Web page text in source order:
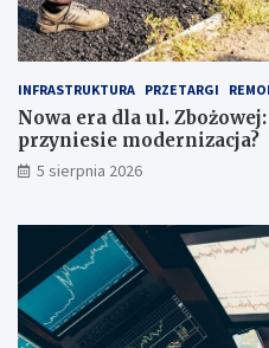
ę
p
r
e
d
z
a
p
m
?
r
c
i
!INFRASTRUKTURA PRZETARGI
Nowa era dla ul.
przyniesie modernizacja?
5 sierpnia 2026